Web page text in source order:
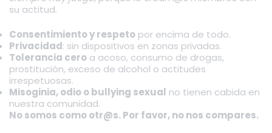
su actitud.
Consentimiento y respeto por encima de todo.
Privacidad: sin dispositivos en zonas privadas.
Tolerancia cero a acoso, consumo de drogas,
prostitución, exceso de alcohol o actitudes
irrespetuosas.
Misoginia, odio o bullying sexual no tienen cabida en
nuestra comunidad.
No somos como otr@s. Por favor, no nos compares.